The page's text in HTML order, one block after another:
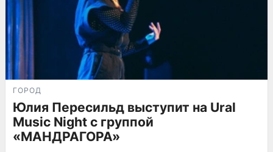
ГОРОД
Юлия Пересильд выступит на Ural
Music Night с группой
«МАНДРАГОРА»